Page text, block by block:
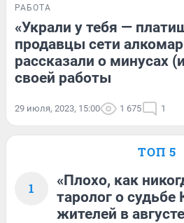
РАБОТА
«Украли у тебя —
продавцы сети
рассказали о минусах
своей работы
29 июля, 2023, 15:00 1 675 1
ТОП 5
1
«Плохо, как
таролог о судьбе
жителей в августе